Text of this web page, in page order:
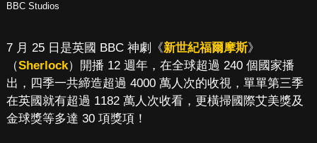
BBC Studios
7 月 25 日是英國 BBC 神劇《新世紀福爾摩斯》
（Sherlock）開播 12 週年，在全球超過 240 個國家播
出，四季一共締造超過 4000 萬人次的收視，單單第三季
在英國就有超過 1182 萬人次收看，更橫掃國際艾美獎及
金球獎等多達 30 項獎項！